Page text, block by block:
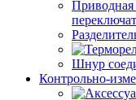
Приводная
Шнур
Контрольно-